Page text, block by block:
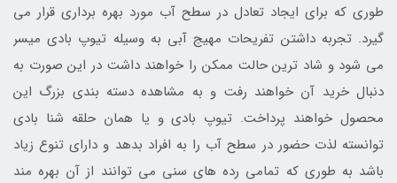
طوری که برای ایجاد تعادل در سطح آب مورد بهره برداری قرار می
گیرد. تجربه داشتن تفریحات مهیج آبی به وسیله تیوپ بادی میسر
می شود و شاد ترین حالت ممکن را خواهند داشت در این صورت به
دنبال خرید آن خواهند رفت و به مشاهده دسته بندی بزرگ این
محصول خواهند پرداخت. تیوپ بادی و یا همان حلقه شنا بادی
توانسته لذت حضور در سطح آب را به افراد بدهد و دارای تنوع زیاد
باشد به طوری که تمامی رده های سنی می توانند از آن بهره مند